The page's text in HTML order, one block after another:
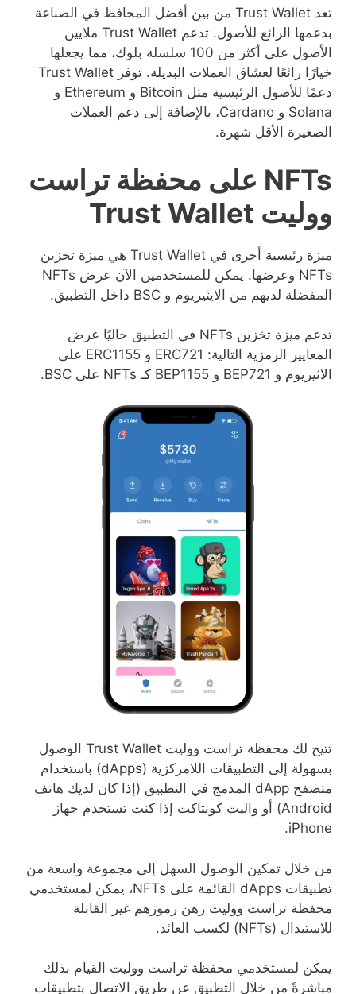
تعد Trust Wallet من بين أفضل المحافظ في الصناعة
بدعمها الرائع للأصول. تدعم Trust Wallet ملايين
الأصول على أكثر من 100 سلسلة بلوك، مما يجعلها
خيارًا رائعًا لعشاق العملات البديلة. توفر Trust Wallet
دعمًا للأصول الرئيسية مثل Bitcoin و Ethereum و
Solana و Cardano، بالإضافة إلى دعم العملات
الصغيرة الأقل شهرة.
NFTs على محفظة تراست
ووليت Trust Wallet
ميزة رئيسية أخرى في Trust Wallet هي ميزة تخزين
NFTs وعرضها. يمكن للمستخدمين الآن عرض NFTs
المفضلة لديهم من الايثيريوم و BSC داخل التطبيق.
تدعم ميزة تخزين NFTs في التطبيق حاليًا عرض
المعايير الرمزية التالية: ERC721 و ERC1155 على
الاثيريوم و BEP721 و BEP1155 كـ NFTs على BSC.
تتيح لك محفظة تراست ووليت Trust Wallet الوصول
بسهولة إلى التطبيقات اللامركزية (dApps) باستخدام
متصفح dApp المدمج في التطبيق (إذا كان لديك هاتف
Android) أو واليت كونتاكت إذا كنت تستخدم جهاز
iPhone.
من خلال تمكين الوصول السهل إلى مجموعة واسعة من
تطبيقات dApps القائمة على NFTs، يمكن لمستخدمي
محفظة تراست ووليت رهن رموزهم غير القابلة
للاستبدال (NFTs) لكسب العائد.
يمكن لمستخدمي محفظة تراست ووليت القيام بذلك
مباشرةً من خلال التطبيق عن طريق الاتصال بتطبيقات